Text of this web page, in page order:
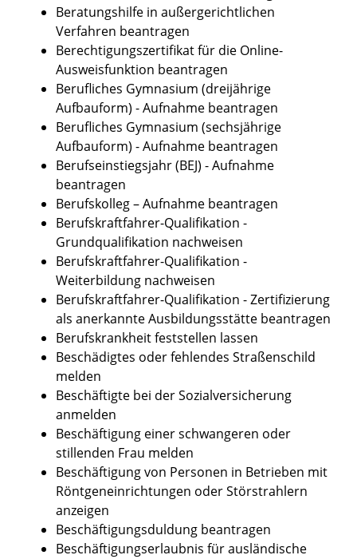
Beratungshilfe in außergerichtlichen
Verfahren beantragen
Berechtigungszertifikat für die Online-
Ausweisfunktion beantragen
Berufliches Gymnasium (dreijährige
Aufbauform) - Aufnahme beantragen
Berufliches Gymnasium (sechsjährige
Aufbauform) - Aufnahme beantragen
Berufseinstiegsjahr (BEJ) - Aufnahme
beantragen
Berufskolleg – Aufnahme beantragen
Berufskraftfahrer-Qualifikation -
Grundqualifikation nachweisen
Berufskraftfahrer-Qualifikation -
Weiterbildung nachweisen
Berufskraftfahrer-Qualifikation - Zertifizierung
als anerkannte Ausbildungsstätte beantragen
Berufskrankheit feststellen lassen
Beschädigtes oder fehlendes Straßenschild
melden
Beschäftigte bei der Sozialversicherung
anmelden
Beschäftigung einer schwangeren oder
stillenden Frau melden
Beschäftigung von Personen in Betrieben mit
Röntgeneinrichtungen oder Störstrahlern
anzeigen
Beschäftigungsduldung beantragen
Beschäftigungserlaubnis für ausländische